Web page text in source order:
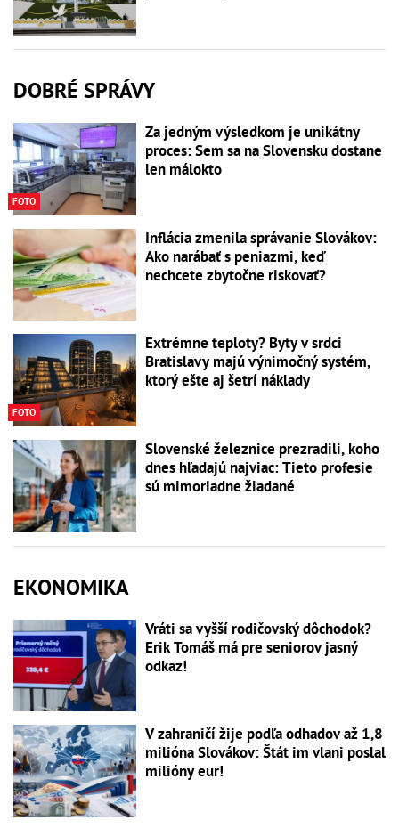
DOBRÉ SPRÁVY
FOTO
Za jedným výsledkom je unikátny
proces: Sem sa na Slovensku dostane
len málokto
Inflácia zmenila správanie Slovákov:
Ako narábať s peniazmi, keď
nechcete zbytočne riskovať?
FOTO
Extrémne teploty? Byty v srdci
Bratislavy majú výnimočný systém,
ktorý ešte aj šetrí náklady
Slovenské železnice prezradili, koho
dnes hľadajú najviac: Tieto profesie
sú mimoriadne žiadané
EKONOMIKA
Vráti sa vyšší rodičovský dôchodok?
Erik Tomáš má pre seniorov jasný
odkaz!
V zahraničí žije podľa odhadov až 1,8
milióna Slovákov: Štát im vlani poslal
milióny eur!